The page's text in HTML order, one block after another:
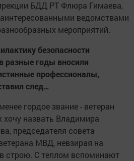
БДД РТ Флюра Гимаева,
ведомствами
мероприятий.
безопасности
разные годы вносили
профессионалы,
след…
гордое звание - ветеран
назвать Владимира
председателя совета
МВД, невзирая на
строю. С теплом вспоминают